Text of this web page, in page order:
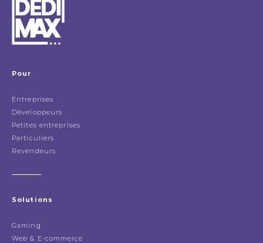
Pour
Entreprises
Développeurs
Petites entreprises
Particuliers
Revendeurs
Solutions
Gaming
Web & E-commerce